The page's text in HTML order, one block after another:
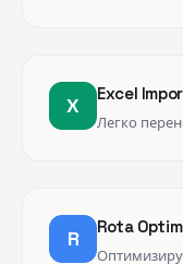
X Excel
Легко
R Rota